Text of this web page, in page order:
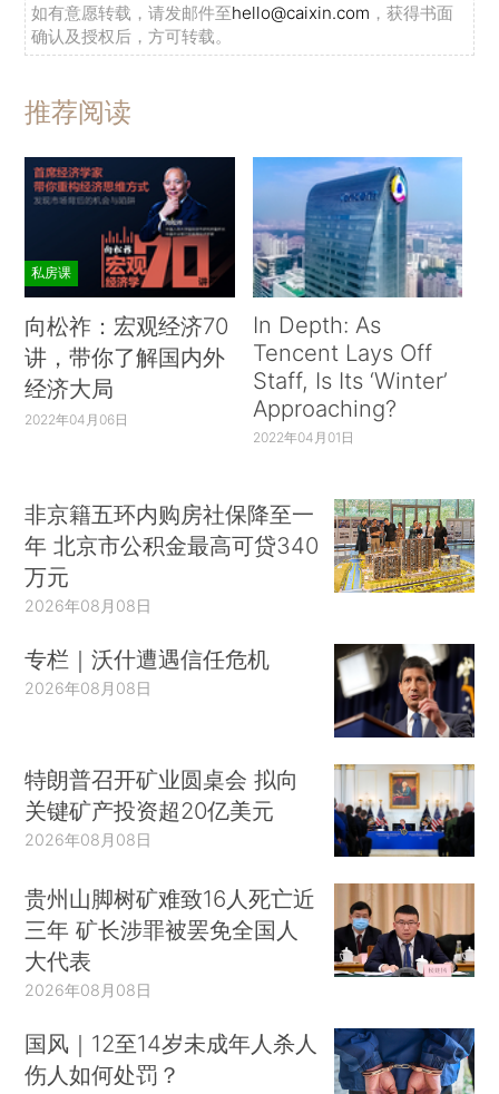
如有意愿转载，请发邮件至hello@caixin.com ，获得书面
确认及授权后，方可转载。
推荐阅读
私房课
向松祚：宏观经济70
讲，带你了解国内外
经济大局
2022年04月06日
In Depth: As
Tencent Lays Off
Staff, Is Its ‘Winter’
Approaching?
2022年04月01日
非京籍五环内购房社保降至一
年 北京市公积金最高可贷340
万元
2026年08月08日
专栏｜沃什遭遇信任危机
2026年08月08日
特朗普召开矿业圆桌会 拟向
关键矿产投资超20亿美元
2026年08月08日
贵州山脚树矿难致16人死亡近
三年 矿长涉罪被罢免全国人
大代表
2026年08月08日
国风｜12至14岁未成年人杀人
伤人如何处罚？